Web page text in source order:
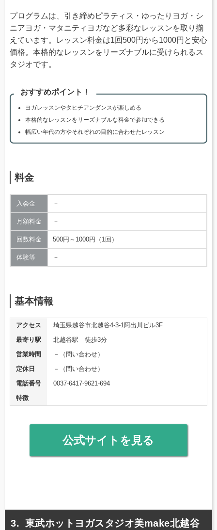
プログラムは、引き締めピラティス・ゆったりヨガ・シ
ニアヨガ・マタニティヨガなど多彩なレッスンを取り揃
えています。レッスン料金は1回500円から1000円と安心
価格。本格的なレッスンをリーズナブルに受けられるス
タジオです。
おすすめポイント！
ヨガレッスンやタヒチアンダンスが楽しめる
本格的なレッスンをリーズナブルな料金で参加できる
幅広い年代の方やそれぞれの目的に合わせたレッスン
料金
入会金 －
月額料金 －
回数料金 500円～1000円（1回）
体験等 －
基本情報
アクセス
埼玉県越谷市北越谷4-3-1阿出川ビル3F
最寄り駅
北越谷駅 徒歩3分
営業時間
－（問い合わせ）
定休日
－（問い合わせ）
電話番号
0037-6417-9621-694
特徴
公式サイトを見る
東武ホットヨガスタジオ美make北越谷